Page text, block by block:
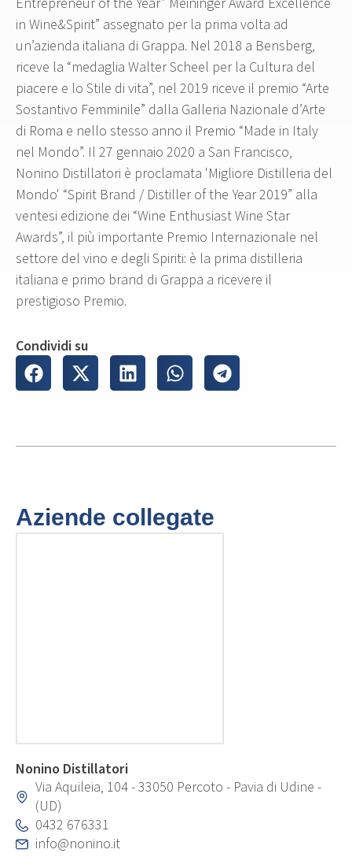
in Wine&Spirit” assegnato per la prima volta ad
un’azienda italiana di Grappa. Nel 2018 a Bensberg,
riceve la “medaglia Walter Scheel per la Cultura del
piacere e lo Stile di vita”, nel 2019 riceve il premio “Arte
Sostantivo Femminile” dalla Galleria Nazionale d’Arte
di Roma e nello stesso anno il Premio “Made in Italy
nel Mondo”. Il 27 gennaio 2020 a San Francisco,
Nonino Distillatori è proclamata 'Migliore Distilleria del
Mondo' “Spirit Brand / Distiller of the Year 2019” alla
ventesi edizione dei “Wine Enthusiast Wine Star
Awards”, il più importante Premio Internazionale nel
settore del vino e degli Spiriti: è la prima distilleria
italiana e primo brand di Grappa a ricevere il
prestigioso Premio.
Condividi su
Aziende collegate
Nonino Distillatori
Via Aquileia, 104 - 33050 Percoto - Pavia di Udine -
(UD)
0432 676331
info@nonino.it